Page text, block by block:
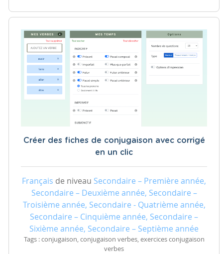
Créer des fiches de conjugaison avec corrigé
en un clic
Français de niveau Secondaire – Première année,
Secondaire – Deuxième année, Secondaire –
Troisième année, Secondaire - Quatrième année,
Secondaire – Cinquième année, Secondaire –
Sixième année, Secondaire – Septième année
Tags : conjugaison, conjugaison verbes, exercices conjugaison
verbes